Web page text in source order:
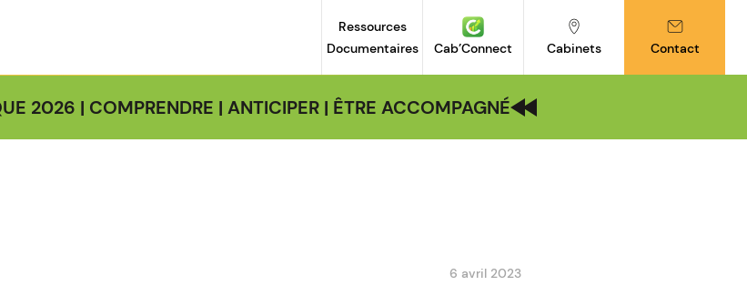
Ressources
Documentaires
Cab’Connect Cabinets Contact
2026 | COMPRENDRE | ANTICIPER | ÊTRE ACCOMPAGNÉ
6 avril 2023